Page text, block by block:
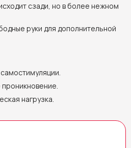
сзади, но в более нежном
руки для дополнительной
нагрузка.